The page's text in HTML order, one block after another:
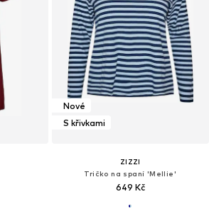
Nové
S křivkami
ZIZZI
Tričko na spaní 'Mellie'
649 Kč